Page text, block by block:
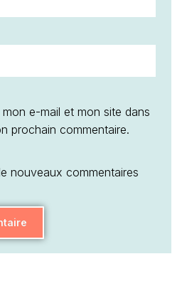
e-mail et mon site dans
prochain commentaire.
nouveaux commentaires